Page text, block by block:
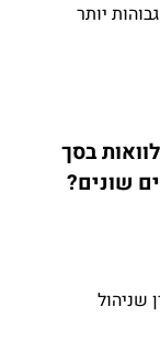
יותר
בסך
שניהול